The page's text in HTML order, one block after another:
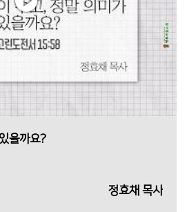
을까요?
정효채 목사